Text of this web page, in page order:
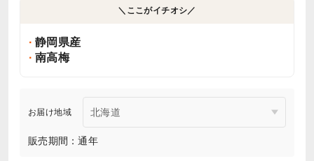
＼ここがイチオシ／
静岡県産
南高梅
お届け地域
販売期間：通年